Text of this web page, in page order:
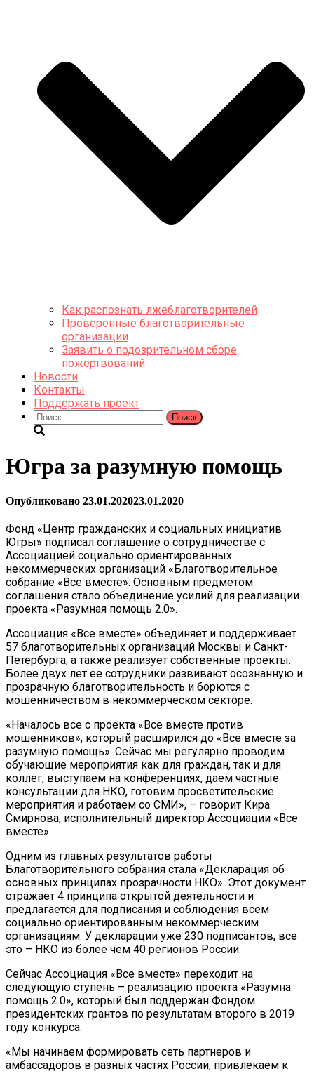
Как распознать лжеблаготворителей
Проверенные благотворительные
организации
Заявить о подозрительном сборе
пожертвований
Новости
Контакты
Поддержать проект
Найти:
Югра за разумную помощь
Опубликовано 23.01.202023.01.2020
Фонд «Центр гражданских и социальных инициатив
Югры» подписал соглашение о сотрудничестве с
Ассоциацией социально ориентированных
некоммерческих организаций «Благотворительное
собрание «Все вместе». Основным предметом
соглашения стало объединение усилий для реализации
проекта «Разумная помощь 2.0».
Ассоциация «Все вместе» объединяет и поддерживает
57 благотворительных организаций Москвы и Санкт-
Петербурга, а также реализует собственные проекты.
Более двух лет ее сотрудники развивают осознанную и
прозрачную благотворительность и борются с
мошенничеством в некоммерческом секторе.
«Началось все с проекта «Все вместе против
мошенников», который расширился до «Все вместе за
разумную помощь». Сейчас мы регулярно проводим
обучающие мероприятия как для граждан, так и для
коллег, выступаем на конференциях, даем частные
консультации для НКО, готовим просветительские
мероприятия и работаем со СМИ», – говорит Кира
Смирнова, исполнительный директор Ассоциации «Все
вместе».
Одним из главных результатов работы
Благотворительного собрания стала «Декларация об
основных принципах прозрачности НКО». Этот документ
отражает 4 принципа открытой деятельности и
предлагается для подписания и соблюдения всем
социально ориентированным некоммерческим
организациям. У декларации уже 230 подписантов, все
это – НКО из более чем 40 регионов России.
Сейчас Ассоциация «Все вместе» переходит на
следующую ступень – реализацию проекта «Разумна
помощь 2.0», который был поддержан Фондом
президентских грантов по результатам второго в 2019
году конкурса.
«Мы начинаем формировать сеть партнеров и
амбассадоров в разных частях России, привлекаем к